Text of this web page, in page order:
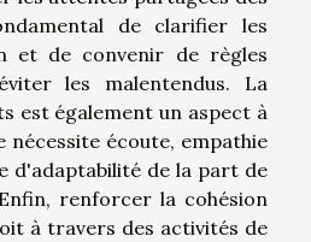
de clarifier les
et de convenir de règles
les malentendus. La
est également un aspect à
nécessite écoute, empathie
d'adaptabilité de la part de
renforcer la cohésion
à travers des activités de